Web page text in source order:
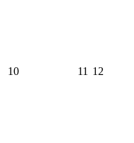
10 11 12